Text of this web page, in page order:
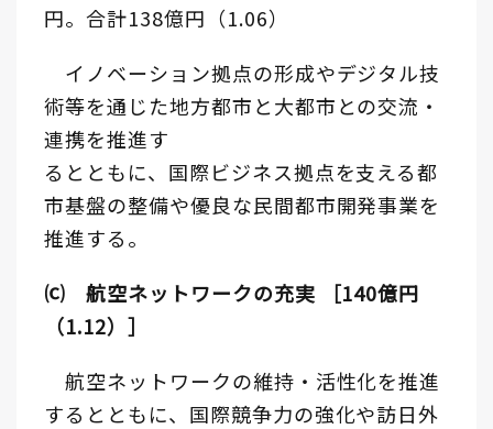
円。合計138億円（1.06）
イノベーション拠点の形成やデジタル技
術等を通じた地方都市と大都市との交流・
連携を推進す
るとともに、国際ビジネス拠点を支える都
市基盤の整備や優良な民間都市開発事業を
推進する。
⒞ 航空ネットワークの充実 ［140億円
（1.12）］
航空ネットワークの維持・活性化を推進
するとともに、国際競争力の強化や訪日外